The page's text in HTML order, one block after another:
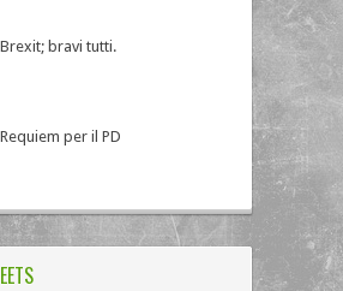
Brexit; bravi tutti.
Requiem per il PD